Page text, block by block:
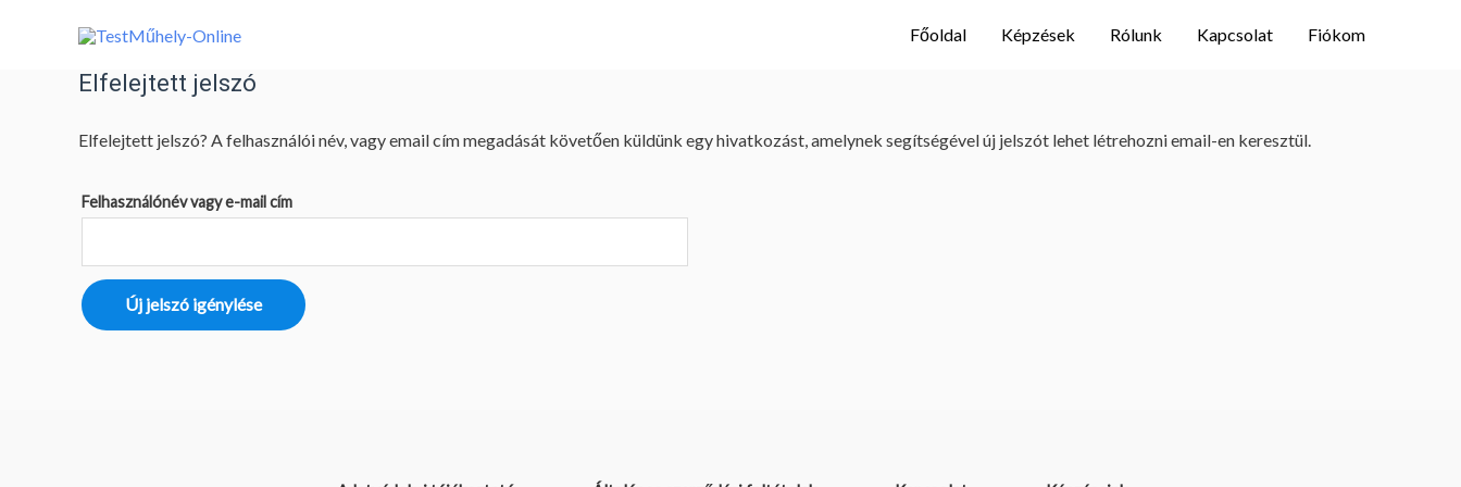
Főoldal Képzések Rólunk Kapcsolat Fiókom
Elfelejtett jelszó
Elfelejtett jelszó? A felhasználói név, vagy email cím megadását követően küldünk egy hivatkozást, amelynek segítségével új jelszót lehet létrehozni email-en keresztül.
Felhasználónév vagy e-mail cím
Új jelszó igénylése